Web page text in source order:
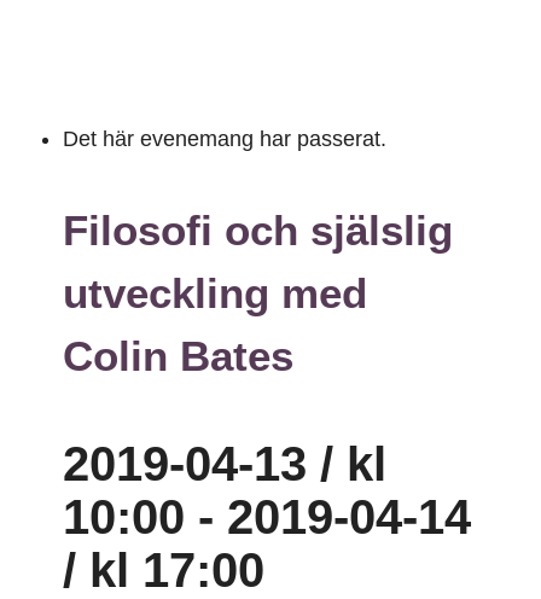
Det här evenemang har passerat.
Filosofi och själslig
utveckling med
Colin Bates
2019-04-13 / kl
10:00 - 2019-04-14
/ kl 17:00